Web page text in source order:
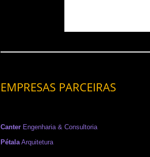
EMPRESAS PARCEIRAS
CanterEngenharia & Consultoria
PétalaArquitetura